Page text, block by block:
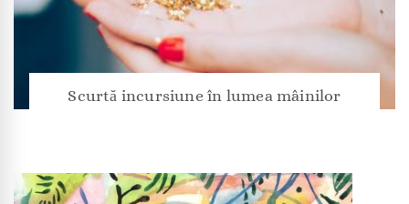
Scurtă incursiune în lumea mâinilor